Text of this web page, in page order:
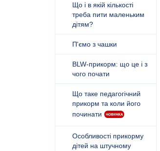
Що і в якій кількості
треба пити маленьким
дітям?
П'ємо з чашки
BLW-прикорм: що це і з
чого почати
Що таке педагогічний
прикорм та коли його
починати
Особливості прикорму
дітей на штучному